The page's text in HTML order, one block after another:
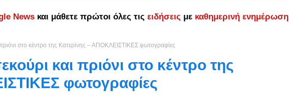
News και μάθετε πρώτοι όλες τις ειδήσεις με καθημερινή ενημέρωση
στο κέντρο της Κατερίνης – ΑΠΟΚΛΕΙΣΤΙΚΕΣ φωτογραφίες
και πριόνι στο κέντρο της
φωτογραφίες